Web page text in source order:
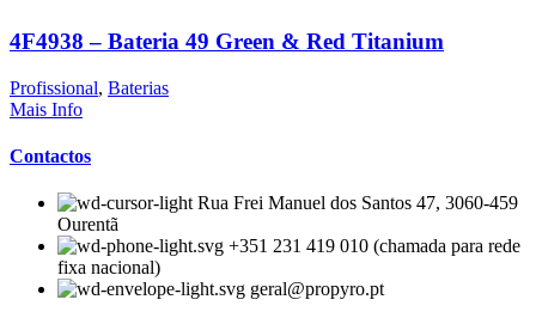
4F4938 – Bateria 49 Green & Red Titanium
Profissional, Baterias
Mais Info
Contactos
Rua Frei Manuel dos Santos 47, 3060-459
Ourentã​
+351 231 419 010 (chamada para rede
fixa nacional)
geral@propyro.pt